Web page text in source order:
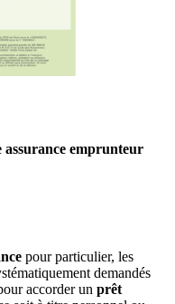
emprunteur
pour particulier, les
demandés
accorder un prêt